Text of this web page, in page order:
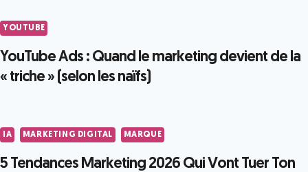
YOUTUBE
YouTube Ads : Quand le marketing devient de la
« triche » (selon les naïfs)
IA MARKETING DIGITAL MARQUE
5 Tendances Marketing 2026 Qui Vont Tuer Ton